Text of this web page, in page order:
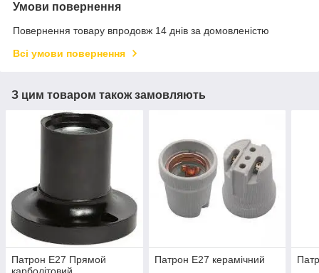
Умови повернення
Повернення товару впродовж 14 днів за домовленістю
Всі умови повернення
З цим товаром також замовляють
Патрон Е27 Прямой
Патрон Е27 керамічний